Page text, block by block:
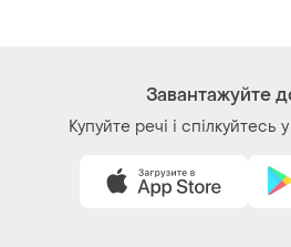
Завантажуйте
Купуйте речі і спілкуйтесь